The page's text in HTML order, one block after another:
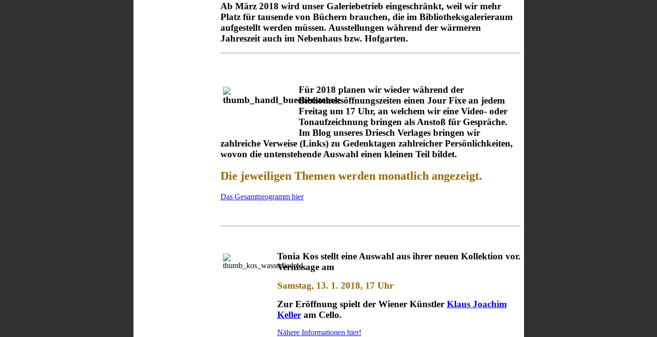
Ab März 2018 wird unser Galeriebetrieb eingeschränkt, weil wir mehr
Platz für tausende von Büchern brauchen, die im Bibliotheksgalerieraum
aufgestellt werden müssen. Ausstellungen während der wärmeren
Jahreszeit auch im Nebenhaus bzw. Hofgarten.
Für 2018 planen wir wieder während der
Bibliotheksöffnungszeiten einen Jour Fixean jedem
Freitag um 17 Uhr, an welchem wir eine Video- oder
Tonaufzeichnung bringen als Anstoß für Gespräche.
Im Blog unseres Driesch Verlages bringen wir
zahlreiche Verweise (Links) zu Gedenktagen zahlreicher Persönlichkeiten,
wovon die untenstehende Auswahl einen kleinen Teil bildet.
Die jeweiligen Themen werden monatlich angezeigt.
Das Gesamtprogramm hier
Tonia Kos stellt eine Auswahl aus ihrer neuen Kollektion vor.
Vernissage am
Samstag, 13. 1. 2018, 17 Uhr
Zur Eröffnung spielt der Wiener Künstler Klaus Joachim
Kelleram Cello.
Nähere Informationen hier!